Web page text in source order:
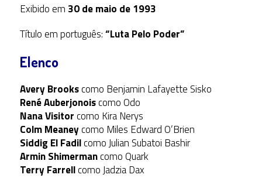
Exibido em 30 de maio de 1993
Título em português:“Luta Pelo Poder”
Elenco
Avery Brookscomo Benjamin Lafayette Sisko
René Auberjonoiscomo Odo
Nana Visitorcomo Kira Nerys
Colm Meaneycomo Miles Edward O’Brien
Siddig El Fadilcomo Julian Subatoi Bashir
Armin Shimermancomo Quark
Terry Farrellcomo Jadzia Dax